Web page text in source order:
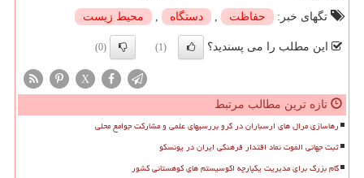
تگهای خبر:
حفاظت , دستگاه , محیط زیست
این مطلب را می پسندید؟ (1)
(0)
X
تازه ترین مطالب مرتبط
رهاسازی مرال های ارسباران در گرو بررسیهای علمی و مشارکت جوامع محلی
ثبت جهانی الموت نماد اقتدار فرهنگی ایران در یونسکو
گام بزرگ برای مدیریت یکپارچه اکوسیستم های کوهستانی کشور